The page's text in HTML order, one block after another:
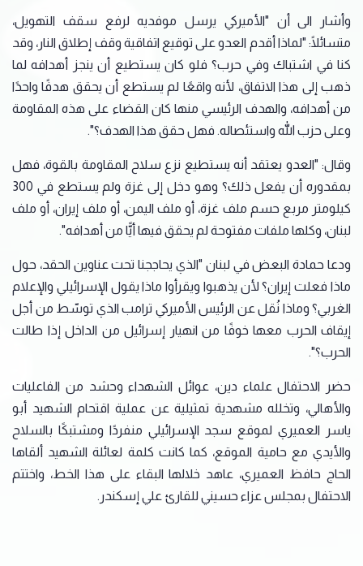
وأشار الى أن "الأميركي يرسل موفديه لرفع سقف التهويل،
متسائلًا: "لماذا أقدم العدو على توقيع اتفاقية ‏وقف إطلاق النار، وقد
كنا في اشتباك وفي حرب؟ فلو كان يستطيع أن ينجز أهدافه لما
ذهب إلى هذا ‏الاتفاق، لأنه واقعًا لم يستطع أن يحقق هدفًا واحدًا
من أهدافه، والهدف الرئيسي منها كان القضاء على هذه ‏المقاومة
وعلى حزب الله واستئصاله. فهل حقق هذا الهدف؟".‏
وقال: "العدو يعتقد أنه يستطيع نزع سلاح المقاومة بالقوة، فهل
بمقدوره أن يفعل ذلك؟ وهو دخل إلى ‏غزة ولم يستطع في 300
كيلومتر مربع حسم ملف غزة، أو ملف اليمن، أو ملف إيران، أو ملف
لبنان، ‏وكلها ملفات مفتوحة لم يحقق فيها أيًّا من أهدافه".‏
ودعا حمادة البعض في لبنان "الذي يحاججنا تحت عناوين الحقد، حول
ماذا فعلت إيران؟ لأن يذهبوا ‏ويقرأوا ماذا يقول الإسرائيلي والإعلام
الغربي؟ وماذا نُقل عن الرئيس الأميركي ترامب الذي توسّط من ‏أجل
إيقاف الحرب معها خوفًا من انهيار إسرائيل من الداخل إذا طالت
الحرب؟".‏
حضر الاحتفال علماء دين، عوائل الشهداء وحشد من الفاعليات
والأهالي، وتخلله مشهدية تمثيلية عن عملية ‏اقتحام الشهيد أبو
ياسر العميري لموقع سجد الإسرائيلي منفردًا ومشتبكًا بالسلاح
والأيدي مع حامية الموقع، ‏كما كانت كلمة لعائلة الشهيد ألقاها
الحاج حافظ العميري، عاهد خلالها البقاء على هذا الخط، واختتم
‏الاحتفال بمجلس عزاء حسيني للقارئ علي إسكندر.‏